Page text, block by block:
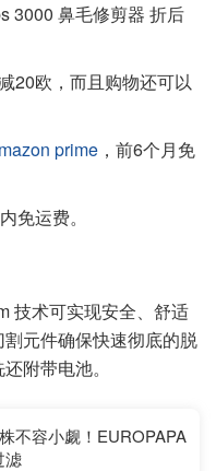
3000 鼻毛修剪器 折后
20欧，而且购物还可以
prime ，前6个月免
免运费。
技术可实现安全、舒适
元件确保快速彻底的脱
附带电池。
不容小觑！EUROPAPA
滤